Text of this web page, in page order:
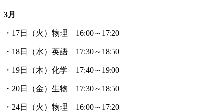
3月
・17日（火）物理 16:00～17:20
・18日（水）英語 17:30～18:50
・19日（木）化学 17:40～19:00
・20日（金）生物 17:30～18:50
・24日（火）物理 16:00～17:20